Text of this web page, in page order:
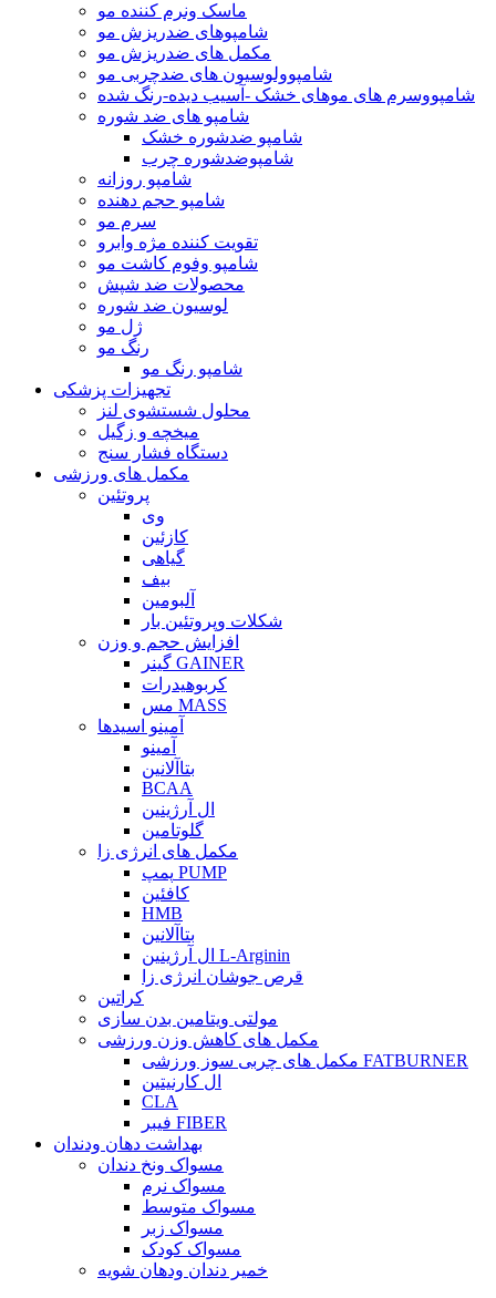
ماسک ونرم کننده مو
شامپوهای ضدریزش مو
مکمل های ضدریزش مو
شامپوولوسیون های ضدچربی مو
شامپووسرم های موهای خشک -آسیب دیده-رنگ شده
شامپو های ضد شوره
شامپو ضدشوره خشک
شامپوضدشوره چرب
شامپو روزانه
شامپو حجم دهنده
سرم مو
تقویت کننده مژه وابرو
شامپو وفوم کاشت مو
محصولات ضد شپش
لوسیون ضد شوره
ژل مو
رنگ مو
شامپو رنگ مو
تجهیزات پزشکی
محلول شستشوی لنز
میخچه و زگیل
دستگاه فشار سنج
مکمل های ورزشی
پروتئین
وی
کازئین
گیاهی
بیف
آلبومین
شکلات وپروتئین بار
افزایش حجم و وزن
گینر GAINER
کربوهیدرات
مس MASS
آمینو اسیدها
آمینو
بتاآلانین
BCAA
ال آرژینین
گلوتامین
مکمل های انرژی زا
پمپ PUMP
کافئین
HMB
بتاآلانین
ال آرژینین L-Arginin
قرص جوشان انرژی زا
کراتین
مولتی ویتامین بدن سازی
مکمل های کاهش وزن ورزشی
مکمل های چربی سوز ورزشی FATBURNER
ال کارنیتین
CLA
فیبر FIBER
بهداشت دهان ودندان
مسواک ونخ دندان
مسواک نرم
مسواک متوسط
مسواک زبر
مسواک کودک
خمیر دندان ودهان شویه